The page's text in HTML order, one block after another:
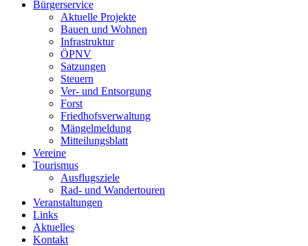
Bürgerservice
Aktuelle Projekte
Bauen und Wohnen
Infrastruktur
ÖPNV
Satzungen
Steuern
Ver- und Entsorgung
Forst
Friedhofsverwaltung
Mängelmeldung
Mitteilungsblatt
Vereine
Tourismus
Ausflugsziele
Rad- und Wandertouren
Veranstaltungen
Links
Aktuelles
Kontakt